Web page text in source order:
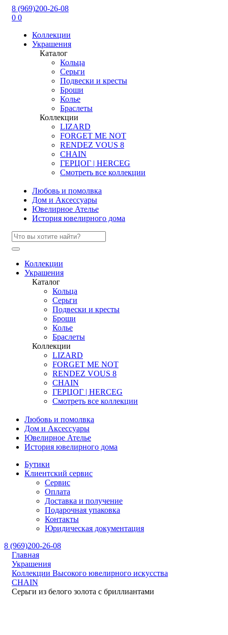
8 (969)200-26-08
0 0
Коллекции
Украшения
Каталог
Кольца
Серьги
Подвески и кресты
Броши
Колье
Браслеты
Коллекции
LIZARD
FORGET ME NOT
RENDEZ VOUS 8
CHAIN
ГЕРЦОГ | HERCEG
Смотреть все коллекции
Любовь и помолвка
Дом и Аксессуары
Ювелирное Ателье
История ювелирного дома
Коллекции
Украшения
Каталог
Кольца
Серьги
Подвески и кресты
Броши
Колье
Браслеты
Коллекции
LIZARD
FORGET ME NOT
RENDEZ VOUS 8
CHAIN
ГЕРЦОГ | HERCEG
Смотреть все коллекции
Любовь и помолвка
Дом и Аксессуары
Ювелирное Ателье
История ювелирного дома
Бутики
Клиентский сервис
Сервис
Оплата
Доставка и получение
Подарочная упаковка
Контакты
Юридическая документация
8 (969)200-26-08
Главная
Украшения
Коллекции Высокого ювелирного искусства
CHAIN
Серьги из белого золота с бриллиантами